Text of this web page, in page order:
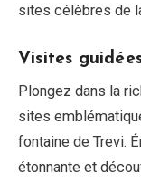
sites célèbres de
Visites
Plongez dans la
sites
fontaine de Trevi.
étonnante et